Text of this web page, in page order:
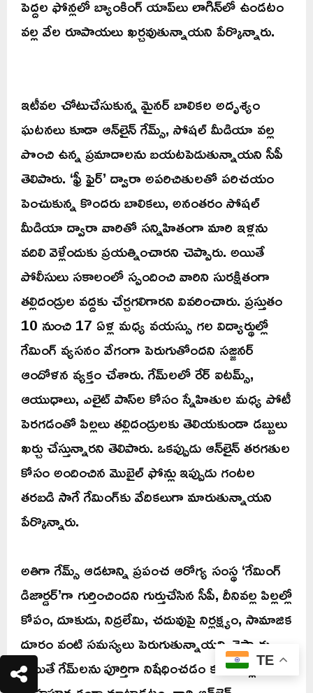
పెద్దల ఫోన్లలో బ్యాంకింగ్ యాప్‌లు లాగిన్‌లో ఉండటం
వల్ల వేల రూపాయలు ఖర్చవుతున్నాయని పేర్కొన్నారు.
ఇటీవల చోటుచేసుకున్న మైనర్ బాలికల అదృశ్యం
ఘటనలు కూడా ఆన్‌లైన్ గేమ్స్, సోషల్ మీడియా వల్ల
పొంచి ఉన్న ప్రమాదాలను బయటపెడుతున్నాయని సీపీ
తెలిపారు. ‘ఫ్రీ ఫైర్’ ద్వారా అపరిచితులతో పరిచయం
పెంచుకున్న కొందరు బాలికలు, అనంతరం సోషల్
మీడియా ద్వారా వారితో సన్నిహితంగా మారి ఇళ్లను
వదిలి వెళ్లేందుకు ప్రయత్నించారని చెప్పారు. అయితే
పోలీసులు సకాలంలో స్పందించి వారిని సురక్షితంగా
తల్లిదండ్రుల వద్దకు చేర్చగలిగారని వివరించారు. ప్రస్తుతం
10 నుంచి 17 ఏళ్ల మధ్య వయస్సు గల విద్యార్థుల్లో
గేమింగ్ వ్యసనం వేగంగా పెరుగుతోందని సజ్జనర్
ఆందోళన వ్యక్తం చేశారు. గేమ్‌లలో రేర్ ఐటమ్స్,
ఆయుధాలు, ఎలైట్ పాస్‌ల కోసం స్నేహితుల మధ్య పోటీ
పెరగడంతో పిల్లలు తల్లిదండ్రులకు తెలియకుండా డబ్బులు
ఖర్చు చేస్తున్నారని తెలిపారు. ఒకప్పుడు ఆన్‌లైన్ తరగతుల
కోసం అందించిన మొబైల్ ఫోన్లు ఇప్పుడు గంటల
తరబడి సాగే గేమింగ్‌కు వేదికలుగా మారుతున్నాయని
పేర్కొన్నారు.
అతిగా గేమ్స్ ఆడటాన్ని ప్రపంచ ఆరోగ్య సంస్థ ‘గేమింగ్
డిజార్డర్’గా గుర్తించిందని గుర్తుచేసిన సీపీ, దీనివల్ల పిల్లల్లో
కోపం, దూకుడు, నిద్రలేమి, చదువుపై నిర్లక్ష్యం, సామాజిక
దూరం వంటి సమస్యలు పెరుగుతున్నాయని చెప్పారు.
అయితే గేమ్‌లను పూర్తిగా నిషేధించడం కంటే పిల్లలతో
TE